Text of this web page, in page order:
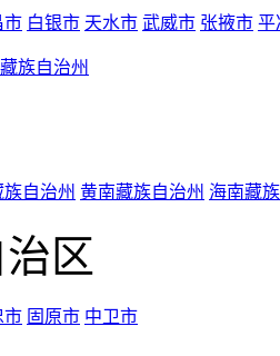
市 白银市 天水市 武威市 张掖市 平
族自治州
自治州 黄南藏族自治州 海南藏
区
市 固原市 中卫市